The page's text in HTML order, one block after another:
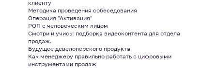
клиенту
Методика проведения собеседования
Операция "Активация"
РОП с человеческим лицом
Смотри и учись: подборка видеоконтента для отдела
продаж.
Будущее девелоперского продукта
Как менеджеру правильно работать с цифровыми
инструментами продаж